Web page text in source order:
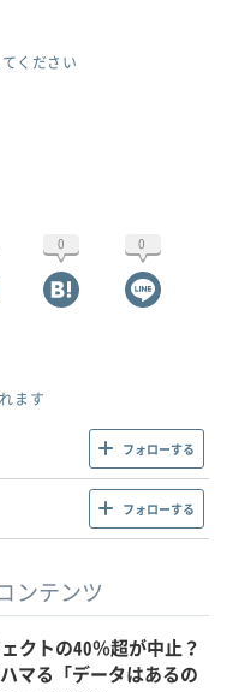
ください
0 0
ます
フォローする
フォローする
ンテンツ
クトの40％超が中止？
マる「データはあるの